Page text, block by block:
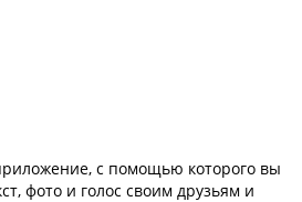
с помощью которого вы
фото и голос своим друзьям и